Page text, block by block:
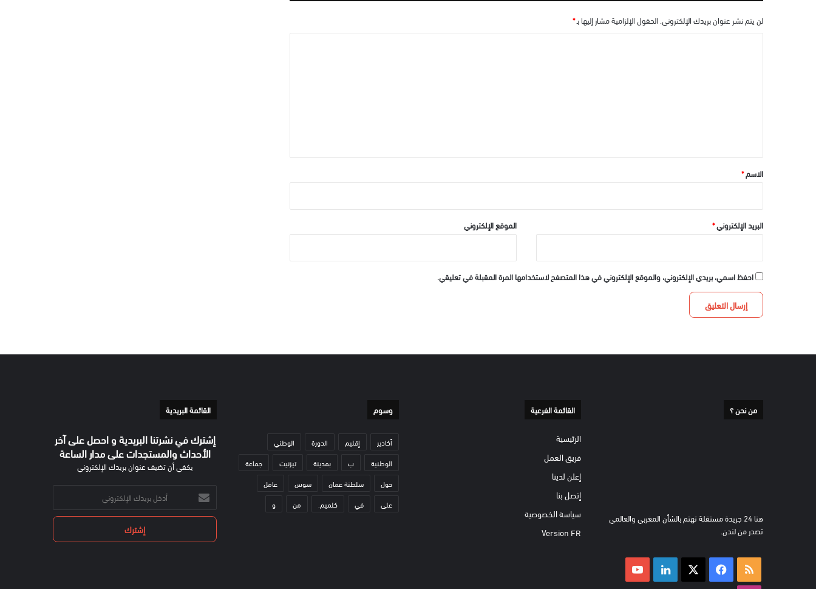
لن يتم نشر عنوان بريدك الإلكتروني. الحقول الإلزامية مشار إليها بـ*
*الاسم*
البريد الإلكتروني* الموقع الإلكتروني
احفظ اسمي، بريدي الإلكتروني، والموقع الإلكتروني في هذا المتصفح لاستخدامها المرة المقبلة في تعليقي.
من نحن ؟
هنا 24 جريدة مستقلة تهتم بالشأن المغربي والعالمي
تصدر من لندن.
ملخص فيسبوك لينكدإن
القائمة الفرعية
الرئيسية
فريق العمل
إعلن لدينا
إتصل بنا
سياسة الخصوصية
Version FR
وسوم
أكادير إقليم الدورة
الوطني
الوطنية
ب بمدينة تيزنيت
جماعة
حول
سلطنة عمان سوس
عامل
على
في كلميم. من و
القائمة البريدية
إشترك في نشرتنا البريدية و احصل على آخر
الأحداث والمستجدات على مدار الساعة
يكفي أن تضيف عنوان بريدك الإلكتروني
أدخل
بريدك
الإلكتروني